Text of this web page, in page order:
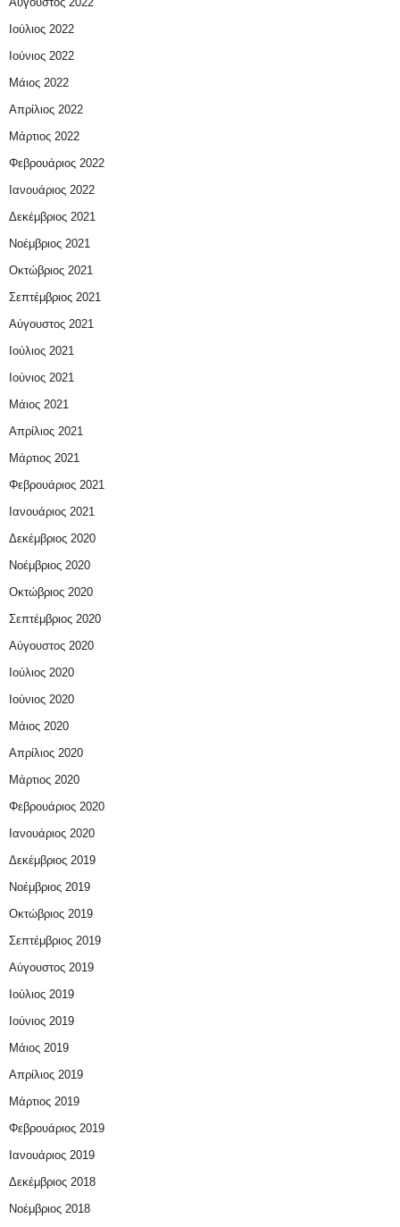
Ιούλιος 2022
Ιούνιος 2022
Μάιος 2022
Απρίλιος 2022
Μάρτιος 2022
Φεβρουάριος 2022
Ιανουάριος 2022
Δεκέμβριος 2021
Νοέμβριος 2021
Οκτώβριος 2021
Σεπτέμβριος 2021
Αύγουστος 2021
Ιούλιος 2021
Ιούνιος 2021
Μάιος 2021
Απρίλιος 2021
Μάρτιος 2021
Φεβρουάριος 2021
Ιανουάριος 2021
Δεκέμβριος 2020
Νοέμβριος 2020
Οκτώβριος 2020
Σεπτέμβριος 2020
Αύγουστος 2020
Ιούλιος 2020
Ιούνιος 2020
Μάιος 2020
Απρίλιος 2020
Μάρτιος 2020
Φεβρουάριος 2020
Ιανουάριος 2020
Δεκέμβριος 2019
Νοέμβριος 2019
Οκτώβριος 2019
Σεπτέμβριος 2019
Αύγουστος 2019
Ιούλιος 2019
Ιούνιος 2019
Μάιος 2019
Απρίλιος 2019
Μάρτιος 2019
Φεβρουάριος 2019
Ιανουάριος 2019
Δεκέμβριος 2018
Νοέμβριος 2018